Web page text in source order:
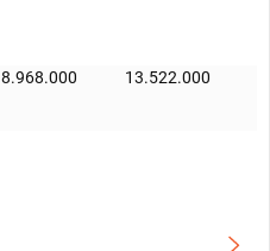
8.968.000 13.522.000